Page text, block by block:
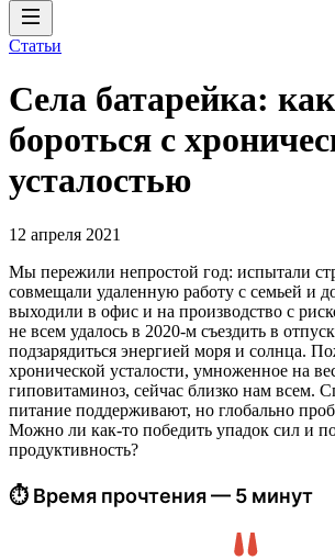
Статьи
Села батарейка: как
бороться с
усталостью
12 апреля 2021
Мы пережили непростой год: испытали
совмещали удаленную работу с семьей и
выходили в офис и на производство с
не всем удалось в 2020-м съездить в
подзарядиться энергией моря и солнца.
хронической усталости, умноженное на
гиповитаминоз, сейчас близко нам всем.
питание поддерживают, но глобально
Можно ли как-то победить упадок сил и
продуктивность?
⏱ Время прочтения — 5 минут